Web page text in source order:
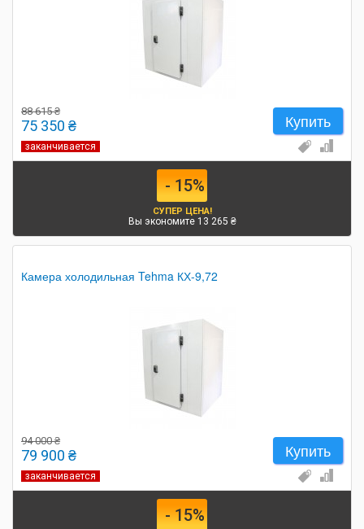
88 615 ₴
75 350 ₴ Купить
заканчивается
- 15%
СУПЕР ЦЕНА!
Вы экономите 13 265 ₴
Камера холодильная Tehma КХ-9,72
94 000 ₴
79 900 ₴ Купить
заканчивается
- 15%